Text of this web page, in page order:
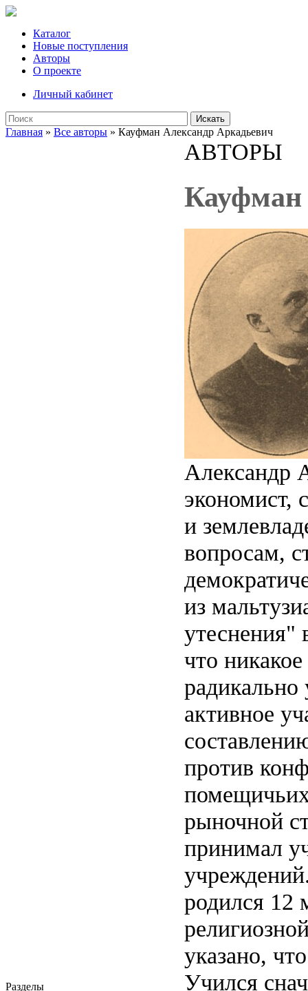
Каталог
Новые поступления
Авторы
О проекте
Личный кабинет
Искать
Главная » Все авторы » Кауфман Александр Аркадьевич
Разделы
АВТОРЫ
Кауфман
Александр
экономист,
и
вопросам,
из
утеснения"
что
активное
против
рыночной
принимал
родился 12
указано,
Учился